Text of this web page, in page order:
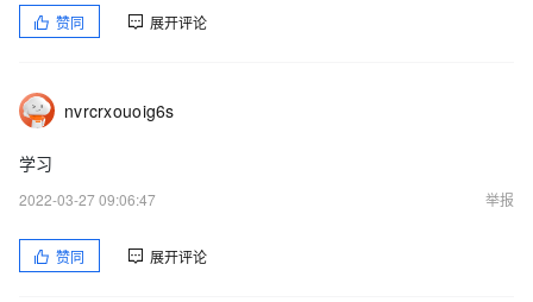
赞同 展开评论
nvrcrxouoig6s
学习
2022-03-27 09:06:47
举报
赞同 展开评论